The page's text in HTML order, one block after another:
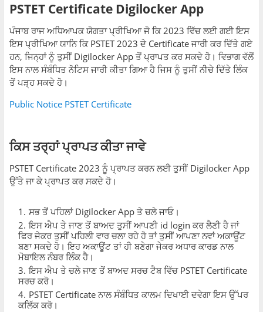
PSTET Certificate Digilocker App
ਪੰਜਾਬ ਰਾਜ ਅਧਿਆਪਕ ਯੋਗਤਾ ਪ੍ਰੀਖਿਆ ਜੋ ਕਿ 2023 ਵਿੱਚ ਲਈ ਗਈ ਇਸ
ਇਸ ਪ੍ਰੀਖਿਆ ਯਾਨਿ ਕਿ PSTET 2023 ਦੇ Certificate ਜਾਰੀ ਕਰ ਦਿੱਤੇ ਗਏ
ਹਨ, ਜਿਨ੍ਹਾਂ ਨੂੰ ਤੁਸੀਂ Digilocker App ਤੋਂ ਪ੍ਰਾਪਤ ਕਰ ਸਕਦੇ ਹੋ। ਵਿਭਾਗ ਵੱਲੋਂ
ਇਸ ਨਾਲ ਸੰਬੰਧਿਤ ਨੋਟਿਸ ਜਾਰੀ ਕੀਤਾ ਗਿਆ ਹੈ ਜਿਸ ਨੂੰ ਤੁਸੀਂ ਨੀਚੇ ਦਿੱਤੇ ਲਿੰਕ
ਤੋਂ ਪੜ੍ਹ ਸਕਦੇ ਹੋ।
Public Notice PSTET Certificate
ਕਿਸ ਤਰ੍ਹਾਂ ਪ੍ਰਾਪਤ ਕੀਤਾ ਜਾਵੇ
PSTET Certificate 2023 ਨੂੰ ਪ੍ਰਾਪਤ ਕਰਨ ਲਈ ਤੁਸੀਂ Digilocker App
ਉੱਤੇ ਜਾ ਕੇ ਪ੍ਰਾਪਤ ਕਰ ਸਕਦੇ ਹੋ।
ਸਭ ਤੋਂ ਪਹਿਲਾਂ Digilocker App ਤੇ ਚਲੇ ਜਾਓ।
ਇਸ ਐਪ ਤੇ ਜਾਣ ਤੋਂ ਬਾਅਦ ਤੁਸੀਂ ਆਪਣੀ id login ਕਰ ਲੈਣੀ ਹੈ ਜਾਂ
ਫਿਰ ਜੇਕਰ ਤੁਸੀਂ ਪਹਿਲੀ ਵਾਰ ਚਲਾ ਰਹੇ ਹੋ ਤਾਂ ਤੁਸੀਂ ਆਪਣਾ ਨਵਾਂ ਅਕਾਊਂਟ
ਬਣਾ ਸਕਦੇ ਹੋ। ਇਹ ਅਕਾਊਂਟ ਤਾਂ ਹੀ ਬਣੇਗਾ ਜੇਕਰ ਅਧਾਰ ਕਾਰਡ ਨਾਲ
ਮੋਬਾਇਲ ਨੰਬਰ ਲਿੰਕ ਹੈ।
ਇਸ ਐਪ ਤੇ ਚਲੇ ਜਾਣ ਤੋਂ ਬਾਅਦ ਸਰਚ ਟੈਬ ਵਿੱਚ PSTET Certificate
ਸਰਚ ਕਰੋ।
PSTET Certificate ਨਾਲ ਸੰਬੰਧਿਤ ਕਾਲਮ ਦਿਖਾਈ ਦਵੇਗਾ ਇਸ ਉੱਪਰ
ਕਲਿੱਕ ਕਰੋ।